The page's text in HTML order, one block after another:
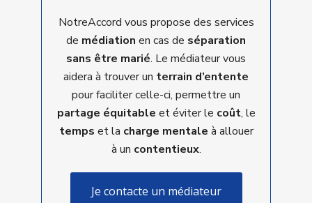
NotreAccord vous propose des services
de médiation en cas de séparation
sans être marié. Le médiateur vous
aidera à trouver un terrain d’entente
pour faciliter celle-ci, permettre un
partage équitable et éviter le coût, le
temps et la charge mentale à allouer
à un contentieux.
Je contacte un médiateur